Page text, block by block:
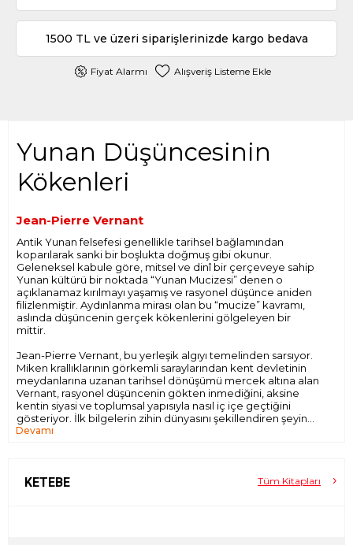
1500 TL ve üzeri siparişlerinizde kargo bedava
Fiyat Alarmı Alışveriş Listeme Ekle
Yunan Düşüncesinin
Kökenleri
Jean-Pierre Vernant
Antik Yunan felsefesi genellikle tarihsel bağlamından
koparılarak sanki bir boşlukta doğmuş gibi okunur.
Geleneksel kabule göre, mitsel ve dinî bir çerçeveye sahip
Yunan kültürü bir noktada “Yunan Mucizesi” denen o
açıklanamaz kırılmayı yaşamış ve rasyonel düşünce aniden
filizlenmiştir. Aydınlanma mirası olan bu “mucize” kavramı,
aslında düşüncenin gerçek kökenlerini gölgeleyen bir
mittir.
Jean-Pierre Vernant, bu yerleşik algıyı temelinden sarsıyor.
Miken krallıklarının görkemli saraylarından kent devletinin
meydanlarına uzanan tarihsel dönüşümü mercek altına alan
Vernant, rasyonel düşüncenin gökten inmediğini, aksine
kentin siyasi ve toplumsal yapısıyla nasıl iç içe geçtiğini
gösteriyor. İlk bilgelerin zihin dünyasını şekillendiren şeyin
“mucize” değil, doğrudan kentin ruhu ve kamusal alanın
Devamı
KETEBE Tüm Kitapları